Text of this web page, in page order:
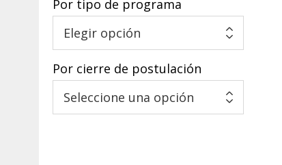
Por tipo de programa
Por cierre de postulación